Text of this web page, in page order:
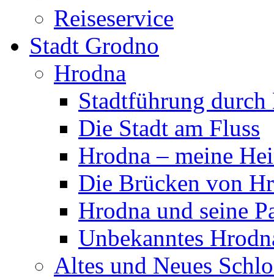
Reiseservice
Stadt Grodno
Hrodna
Stadtführung durch
Die Stadt am Fluss
Hrodna – meine
Die Brücken von
Hrodna und seine
Unbekanntes
Altes und Neues